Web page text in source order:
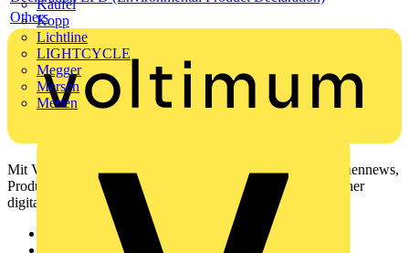
Kaufel
Kopp
Lichtline
LIGHTCYCLE
Megger
Mersen
Merten
Others
Mit Voltimum erhalten Elektrofachkräfte Zugang zu Branchennews,
Produktinformationen, Schulungen und Tools – alles auf einer
digitalen Plattform und Community.